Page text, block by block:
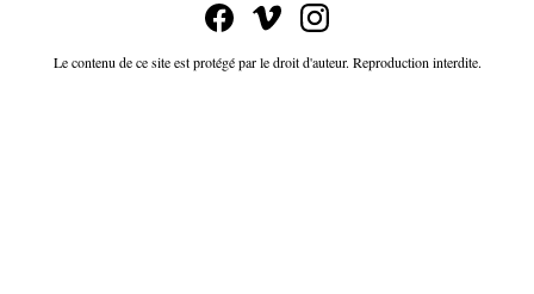
Le contenu de ce site est protégé par le droit d'auteur. Reproduction interdite.